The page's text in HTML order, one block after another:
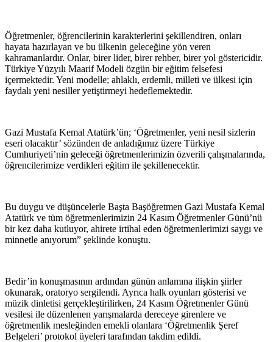
Öğretmenler, öğrencilerinin karakterlerini şekillendiren, onları
hayata hazırlayan ve bu ülkenin geleceğine yön veren
kahramanlardır. Onlar, birer lider, birer rehber, birer yol göstericidir.
Türkiye Yüzyılı Maarif Modeli özgün bir eğitim felsefesi
içermektedir. Yeni modelle; ahlaklı, erdemli, milleti ve ülkesi için
faydalı yeni nesiller yetiştirmeyi hedeflemektedir.
Gazi Mustafa Kemal Atatürk’ün; ‘Öğretmenler, yeni nesil sizlerin
eseri olacaktır’ sözünden de anladığımız üzere Türkiye
Cumhuriyeti’nin geleceği öğretmenlerimizin özverili çalışmalarında,
öğrencilerimize verdikleri eğitim ile şekillenecektir.
Bu duygu ve düşüncelerle Başta Başöğretmen Gazi Mustafa Kemal
Atatürk ve tüm öğretmenlerimizin 24 Kasım Öğretmenler Günü’nü
bir kez daha kutluyor, ahirete irtihal eden öğretmenlerimizi saygı ve
minnetle anıyorum” şeklinde konuştu.
Bedir’in konuşmasının ardından günün anlamına ilişkin şiirler
okunarak, oratoryo sergilendi. Ayrıca halk oyunları gösterisi ve
müzik dinletisi gerçekleştirilirken, 24 Kasım Öğretmenler Günü
vesilesi ile düzenlenen yarışmalarda dereceye girenlere ve
öğretmenlik mesleğinden emekli olanlara ‘Öğretmenlik Şeref
Belgeleri’ protokol üyeleri tarafından takdim edildi.